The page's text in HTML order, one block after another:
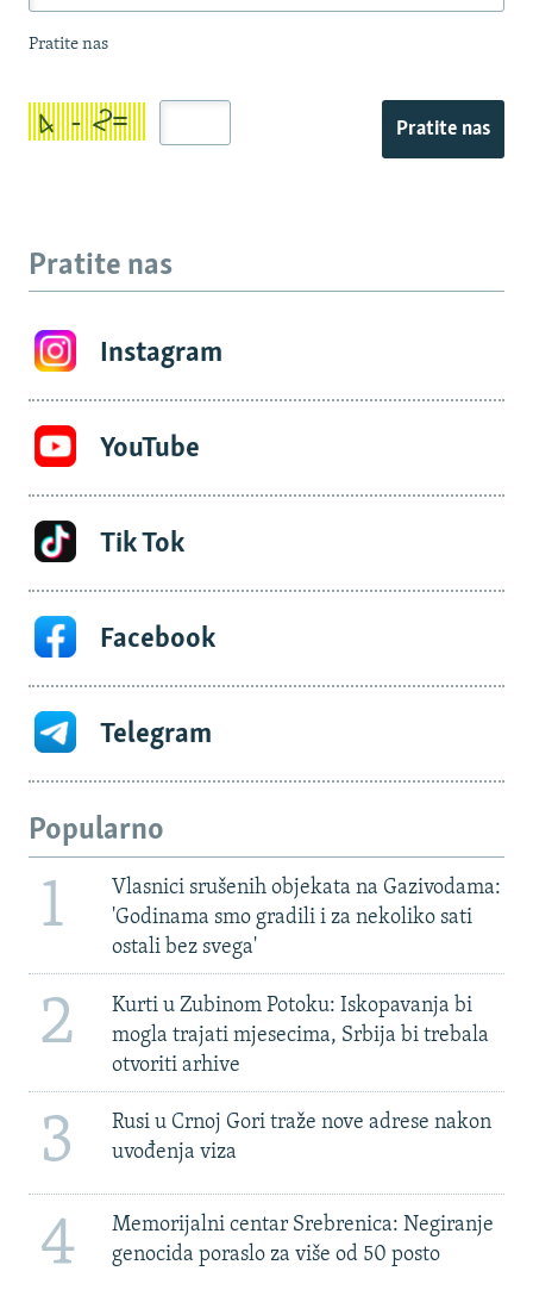
Pratite nas
Pratite nas
Pratite nas
Instagram
YouTube
Tik Tok
Facebook
Telegram
Popularno
1
Vlasnici srušenih objekata na Gazivodama:
'Godinama smo gradili i za nekoliko sati
ostali bez svega'
2
Kurti u Zubinom Potoku: Iskopavanja bi
mogla trajati mjesecima, Srbija bi trebala
otvoriti arhive
3
Rusi u Crnoj Gori traže nove adrese nakon
uvođenja viza
4
Memorijalni centar Srebrenica: Negiranje
genocida poraslo za više od 50 posto